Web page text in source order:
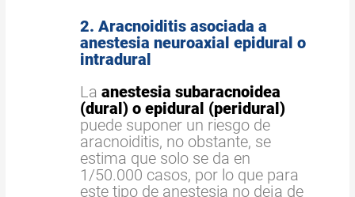
2. Aracnoiditis asociada a
anestesia neuroaxial epidural o
intradural
Laanestesia subaracnoidea
(dural) o epidural (peridural)
puede suponer un riesgo de
aracnoiditis, no obstante, se
estima que solo se da en
1/50.000 casos, por lo que para
este tipo de anestesia no deja de